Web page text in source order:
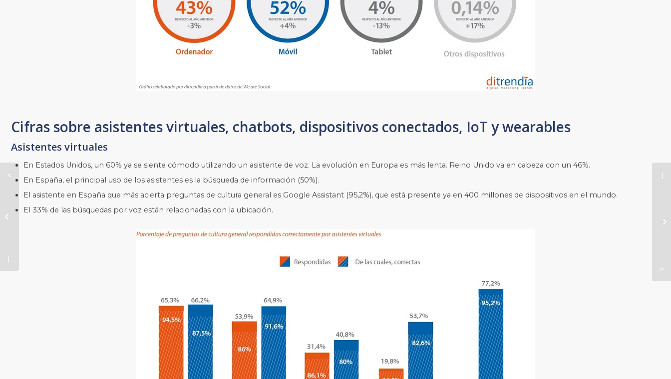
Cifras sobre asistentes virtuales, chatbots, dispositivos conectados, IoT y wearables
Asistentes virtuales
En Estados Unidos, un 60% ya se siente cómodo utilizando un asistente de voz. La evolución en Europa es más lenta. Reino Unido va en cabeza con un 46%.
En España, el principal uso de los asistentes es la búsqueda de información (50%).
El asistente en España que más acierta preguntas de cultura general es Google Assistant (95,2%), que está presente ya en 400 millones de dispositivos en el mundo.
El 33% de las búsquedas por voz están relacionadas con la ubicación.
¿Qué
tendencias
marcarán